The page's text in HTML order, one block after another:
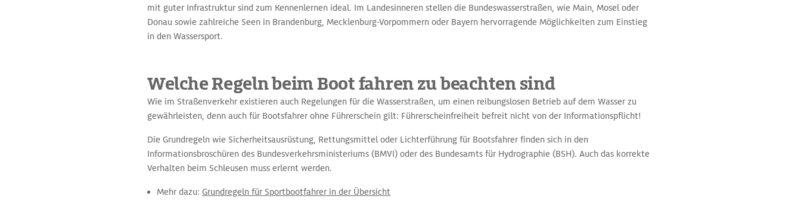
mit guter Infrastruktur sind zum Kennenlernen ideal. Im Landesinneren stellen die Bundeswasserstraßen, wie Main, Mosel oder
Donau sowie zahlreiche Seen in Brandenburg, Mecklenburg-Vorpommern oder Bayern hervorragende Möglichkeiten zum Einstieg
in den Wassersport.
Welche Regeln beim Boot fahren zu beachten sind
Wie im Straßenverkehr existieren auch Regelungen für die Wasserstraßen, um einen reibungslosen Betrieb auf dem Wasser zu
gewährleisten, denn auch für Bootsfahrer ohne Führerschein gilt: Führerscheinfreiheit befreit nicht von der Informationspflicht!
Die Grundregeln wie Sicherheitsausrüstung, Rettungsmittel oder Lichterführung für Bootsfahrer finden sich in den
Informationsbroschüren des Bundesverkehrsministeriums (BMVI) oder des Bundesamts für Hydrographie (BSH). Auch das korrekte
Verhalten beim Schleusen muss erlernt werden.
Mehr dazu: Grundregeln für Sportbootfahrer in der Übersicht